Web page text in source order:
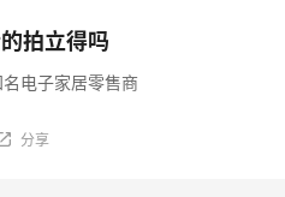
拍立得吗
电子家居零售商
分享